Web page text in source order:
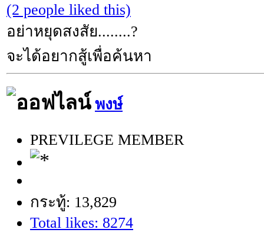
(2 people liked this)
อย่าหยุดสงสัย........?
จะได้อยากสู้เพื่อค้นหา
พงษ์
PREVILEGE MEMBER
กระทู้: 13,829
Total likes: 8274